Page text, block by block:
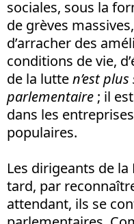
sociales, sous la
de grèves
d’arracher des
conditions de vie,
de la lutten’est
parlementaire ; il
dans les
populaires.
Les dirigeants de
tard, par
attendant, ils se